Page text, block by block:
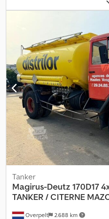
4x4, dingil mesafesi:3.680 mm,
, toplam
, Bağlayıcı olmayan teklif
saklıdır – satış her türlü garanti
bilgiler garanti verilmeden
Overpelt 2.688 km
Tanker
Magirus-Deutz 170D17
TANKER / CITERNE